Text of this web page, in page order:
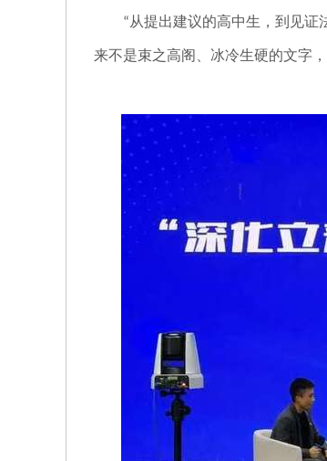
“从提出建议的高中生，到见证
来不是束之高阁、冰冷生硬的文字